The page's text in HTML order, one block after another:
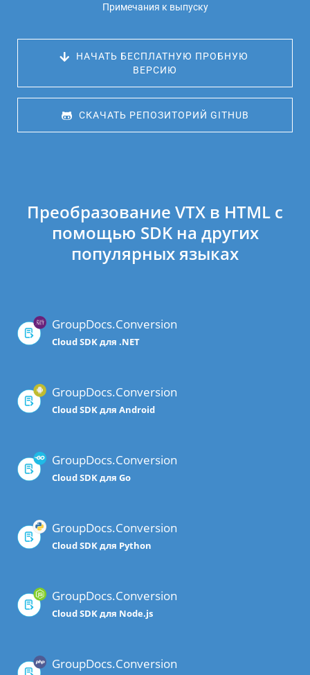
Примечания к выпуску
НАЧАТЬ БЕСПЛАТНУЮ ПРОБНУЮ
ВЕРСИЮ
СКАЧАТЬ РЕПОЗИТОРИЙ GITHUB
Преобразование VTX в HTML с
помощью SDK на других
популярных языках
GroupDocs.Conversion
Cloud SDK для .NET
GroupDocs.Conversion
Cloud SDK для Android
GroupDocs.Conversion
Cloud SDK для Go
GroupDocs.Conversion
Cloud SDK для Python
GroupDocs.Conversion
Cloud SDK для Node.js
GroupDocs.Conversion